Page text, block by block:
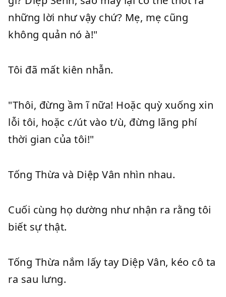
những lời như vậy chứ? Mẹ, mẹ cũng
không quản nó à!"
Tôi đã mất kiên nhẫn.
"Thôi, đừng ầm ĩ nữa! Hoặc quỳ xuống xin
lỗi tôi, hoặc c/út vào t/ù, đừng lãng phí
thời gian của tôi!"
Tống Thừa và Diệp Vân nhìn nhau.
Cuối cùng họ dường như nhận ra rằng tôi
biết sự thật.
Tống Thừa nắm lấy tay Diệp Vân, kéo cô ta
ra sau lưng.